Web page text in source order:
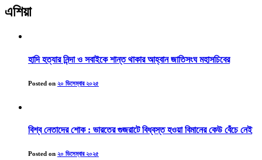
এশিয়া
হাদি হত্যার নিন্দা ও সবাইকে শান্ত থাকার আহ্বান জাতিসংঘ মহাসচিবের
Posted on ২০ ডিসেম্বার ২০২৫
বিশ্ব নেতাদের শোক : ভারতের গুজরাটে বিধ্বস্ত হওয়া বিমানের কেউ বেঁচে নেই
Posted on ২০ ডিসেম্বার ২০২৫